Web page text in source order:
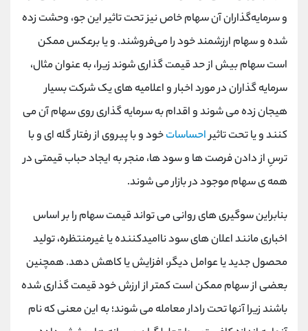
و سرمایه‌گذاران آن سهام خاص نیز تحت تاثیر این جو، وحشت زده
شده و سهام ارزشمند خود را می‌فروشند. و یا برعکس ممکن
است سهام بیش از حد قیمت گذاری شوند زیرا، به عنوان مثال،
سرمایه گذاران در مورد اخبار و اعلامیه های یک شرکت بسیار
هیجان زده می شوند و اقدام به سرمایه گذاری روی سهام آن می
کنند و یا تحت تاثیراحساساتخود و با پیروی از رفتار گله ای و با
ترسِ از دادن فرصت ها و سود ها، منجر به ایجاد حباب قیمتی در
همه ی سهام موجود در بازار می شوند.
بنابراین سوگیری های روانی می تواند قیمت سهام را بر اساس
اخباری مانند اعلان های سود ناامیدکننده یا غیرمنتظره، تولید
محصول جدید یا عوامل دیگر، افزایش یا کاهش دهد. همچنین
بعضی از سهام ممکن است کمتر از ارزش خود قیمت گذاری شده
باشند زیرا آنها تحت رادار معامله می شوند؛ به این معنی که نام